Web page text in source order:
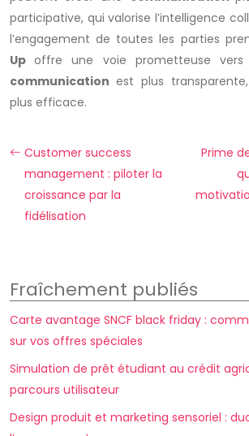
participative, qui valorise l’intelligence
l’engagement de toutes les parties
Upoffre une voie prometteuse
communication est plus
plus efficace.
Customer success
management : piloter la
croissance par la
fidélisation
Prime
Fraîchement publiés
Carte avantage SNCF black friday :
sur vos offres spéciales
Simulation de prêt étudiant au crédit
parcours utilisateur
Design produit et marketing sensoriel :